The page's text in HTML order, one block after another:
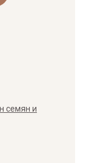
семян и